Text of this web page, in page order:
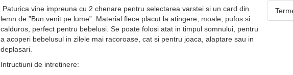
Paturica vine impreuna cu 2 chenare pentru selectarea varstei si un card din
lemn de ”Bun venit pe lume”. Material flece placut la atingere, moale, pufos si
calduros, perfect pentru bebelusi. Se poate folosi atat in timpul somnului, pentru
a acoperi bebelusul in zilele mai racoroase, cat si pentru joaca, alaptare sau in
deplasari.
Intructiuni de intretinere: